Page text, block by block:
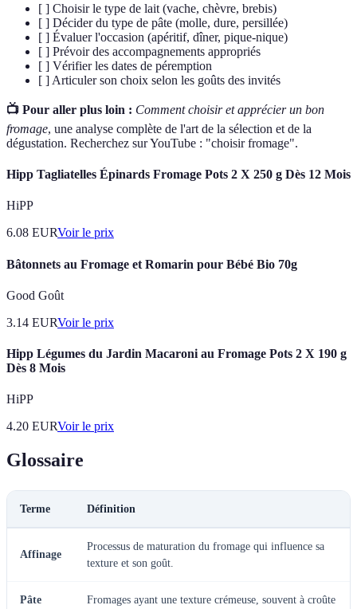
[ ] Choisir le type de lait (vache, chèvre, brebis)
[ ] Décider du type de pâte (molle, dure, persillée)
[ ] Évaluer l'occasion (apéritif, dîner, pique-nique)
[ ] Prévoir des accompagnements appropriés
[ ] Vérifier les dates de péremption
[ ] Articuler son choix selon les goûts des invités
📺 Pour aller plus loin : Comment choisir et apprécier un bon
fromage, une analyse complète de l'art de la sélection et de la
dégustation. Recherchez sur YouTube : "choisir fromage".
Hipp Tagliatelles Épinards Fromage Pots 2 X 250 g Dès 12 Mois
HiPP
6.08 EURVoir le prix
Bâtonnets au Fromage et Romarin pour Bébé Bio 70g
Good Goût
3.14 EURVoir le prix
Hipp Légumes du Jardin Macaroni au Fromage Pots 2 X 190 g
Dès 8 Mois
HiPP
4.20 EURVoir le prix
Glossaire
Terme Définition
Affinage
Processus de maturation du fromage qui influence sa
texture et son goût.
Pâte
Fromages ayant une texture crémeuse, souvent à croûte